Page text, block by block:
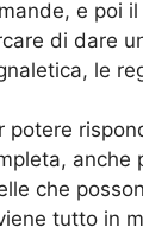
e poi
di dare
le
potere
anche
che
tutto in